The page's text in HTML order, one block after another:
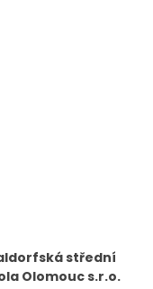
střední
Olomouc s.r.o.